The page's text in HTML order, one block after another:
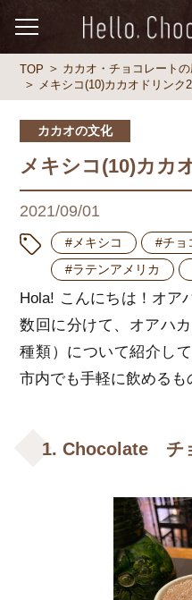
TOP
カカオ・チョコレート
メキシコ(10)カカオドリンク2
カカオの文化
メキシコ(10)カカ
2021/09/01
#メキシコ
#チョ
#ラテンアメリカ
Hola! こんにちは！オア
数回に分けて、オアハ
種類）について紹介し
市内でも手軽に飲めるも
1. Chocolate チ